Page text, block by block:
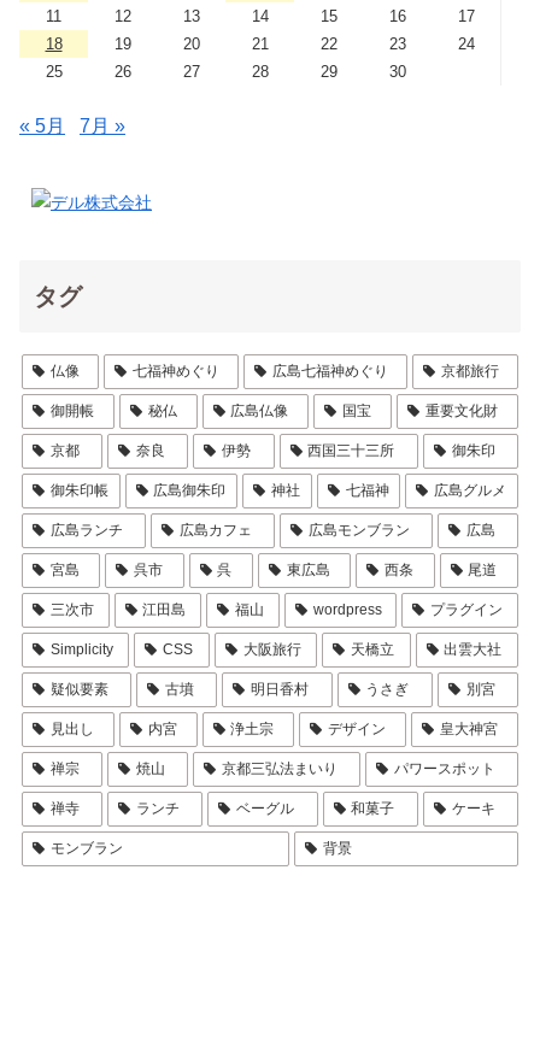
11
12 13 14 15 16
17
18
19 20 21 22 23
24
25
26 27 28 29 30
« 5月 7月 »
タグ
仏像 七福神めぐり 広島七福神めぐり 京都旅行
御開帳 秘仏 広島仏像 国宝 重要文化財
京都 奈良 伊勢 西国三十三所 御朱印
御朱印帳 広島御朱印 神社 七福神 広島グルメ
広島ランチ 広島カフェ 広島モンブラン 広島
宮島 呉市 呉 東広島 西条 尾道
三次市 江田島 福山 wordpress プラグイン
Simplicity CSS 大阪旅行 天橋立 出雲大社
疑似要素 古墳 明日香村 うさぎ 別宮
見出し 内宮 浄土宗 デザイン 皇大神宮
禅宗 焼山 京都三弘法まいり パワースポット
禅寺 ランチ ベーグル 和菓子 ケーキ
モンブラン 背景